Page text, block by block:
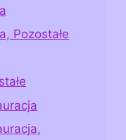
Pozostałe